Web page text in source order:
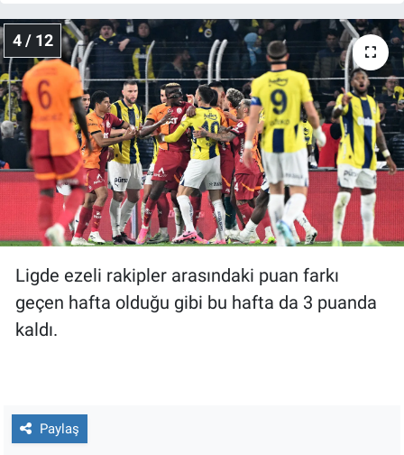
4 / 12
Ligde ezeli rakipler arasındaki puan farkı
geçen hafta olduğu gibi bu hafta da 3 puanda
kaldı.
Paylaş